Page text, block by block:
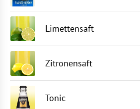
Limettensaft
Zitronensaft
Tonic